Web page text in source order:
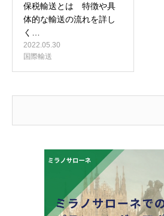
保税輸送とは 特徴や具
体的な輸送の流れを詳し
く…
2022.05.30
国際輸送